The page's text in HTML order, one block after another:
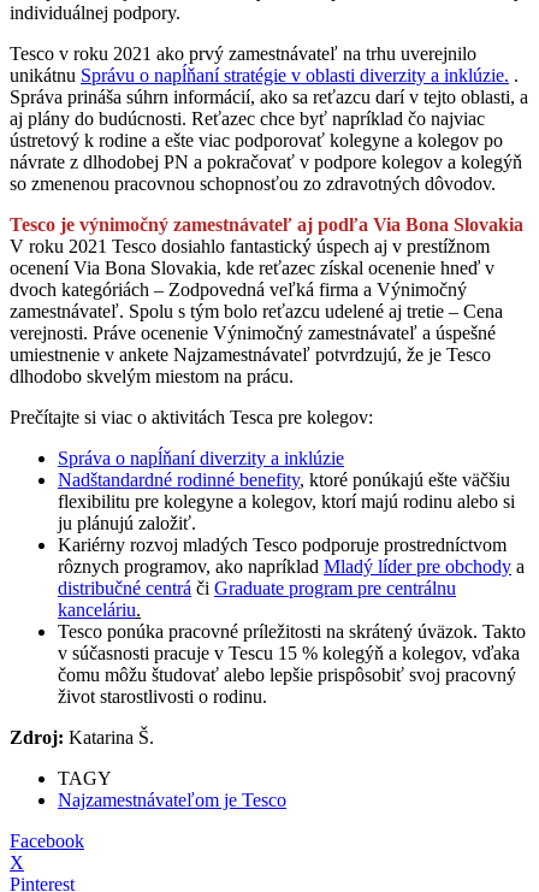
individuálnej podpory.
Tesco v roku 2021 ako prvý zamestnávateľ na trhu uverejnilo
unikátnu Správu o napĺňaní stratégie v oblasti diverzity a inklúzie. .
Správa prináša súhrn informácií, ako sa reťazcu darí v tejto oblasti, a
aj plány do budúcnosti. Reťazec chce byť napríklad čo najviac
ústretový k rodine a ešte viac podporovať kolegyne a kolegov po
návrate z dlhodobej PN a pokračovať v podpore kolegov a kolegýň
so zmenenou pracovnou schopnosťou zo zdravotných dôvodov.
Tesco je výnimočný zamestnávateľ aj podľa Via Bona Slovakia
V roku 2021 Tesco dosiahlo fantastický úspech aj v prestížnom
ocenení Via Bona Slovakia, kde reťazec získal ocenenie hneď v
dvoch kategóriách – Zodpovedná veľká firma a Výnimočný
zamestnávateľ. Spolu s tým bolo reťazcu udelené aj tretie – Cena
verejnosti. Práve ocenenie Výnimočný zamestnávateľ a úspešné
umiestnenie v ankete Najzamestnávateľ potvrdzujú, že je Tesco
dlhodobo skvelým miestom na prácu.
Prečítajte si viac o aktivitách Tesca pre kolegov:
Správa o napĺňaní diverzity a inklúzie
Nadštandardné rodinné benefity, ktoré ponúkajú ešte väčšiu
flexibilitu pre kolegyne a kolegov, ktorí majú rodinu alebo si
ju plánujú založiť.
Kariérny rozvoj mladých Tesco podporuje prostredníctvom
rôznych programov, ako napríklad Mladý líder pre obchody a
distribučné centrá či Graduate program pre centrálnu
kanceláriu.
Tesco ponúka pracovné príležitosti na skrátený úväzok. Takto
v súčasnosti pracuje v Tescu 15 % kolegýň a kolegov, vďaka
čomu môžu študovať alebo lepšie prispôsobiť svoj pracovný
život starostlivosti o rodinu.
Zdroj: Katarina Š.
TAGY
Najzamestnávateľom je Tesco
Facebook
X
Pinterest